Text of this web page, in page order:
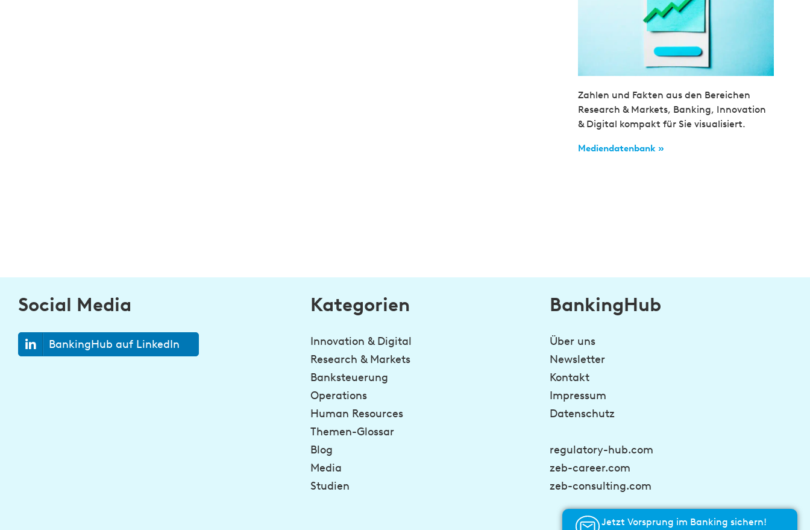
Zahlen und Fakten aus den Bereichen
Research & Markets, Banking, Innovation
& Digital kompakt für Sie visualisiert.
Mediendatenbank »
Social Media
BankingHub auf LinkedIn
Kategorien
Innovation & Digital
Research & Markets
Banksteuerung
Operations
Human Resources
Themen-Glossar
Blog
Media
Studien
BankingHub
Über uns
Newsletter
Kontakt
Impressum
Datenschutz
regulatory-hub.com
zeb-career.com
zeb-consulting.com
Jetzt Vorsprung im Banking sichern!